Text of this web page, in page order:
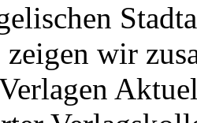
zeigen wir